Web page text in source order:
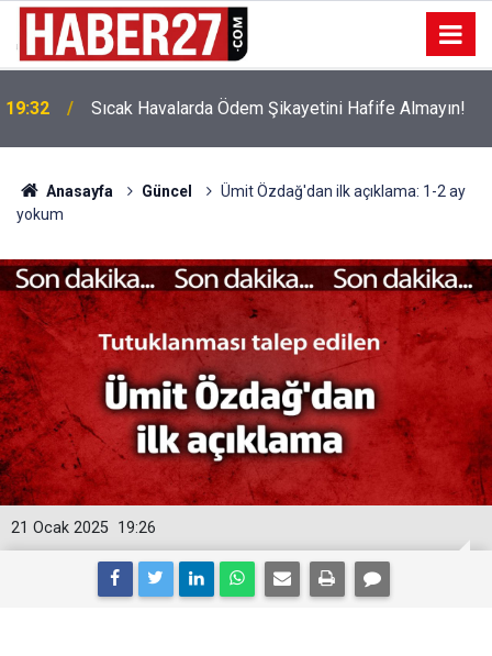
19:32 Sıcak Havalarda Ödem Şikayetini Hafife Almayın!
Anasayfa Güncel
Ümit Özdağ'dan ilk açıklama: 1-2 ay
yokum
19:26
21 Ocak 2025